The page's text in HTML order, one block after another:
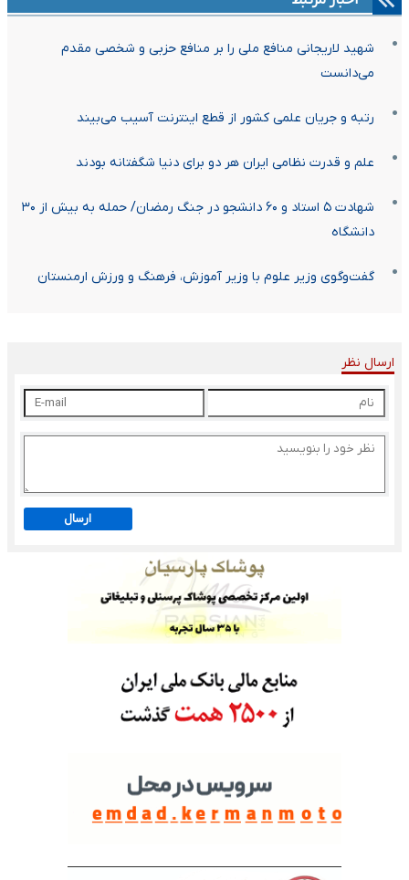
شهید لاریجانی منافع ملی را بر منافع حزبی و شخصی مقدم
می‌دانست
رتبه و جریان علمی کشور از قطع اینترنت آسیب می‌بیند
علم و قدرت نظامی ایران هر دو برای دنیا شگفتانه بودند
شهادت ۵ استاد و ۶۰ دانشجو در جنگ رمضان/ حمله به بیش از ۳۰
دانشگاه
گفت‌وگوی وزیر علوم با وزیر آموزش، فرهنگ و ورزش ارمنستان
ارسال نظر
ارسال